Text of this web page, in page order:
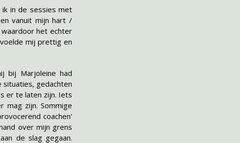
ik in de sessies met
vanuit mijn hart /
het echter
mij prettig en
bij Marjoleine had
situaties, gedachten
er te laten zijn. Iets
mag zijn. Sommige
coachen'
over mijn grens
de slag gegaan.